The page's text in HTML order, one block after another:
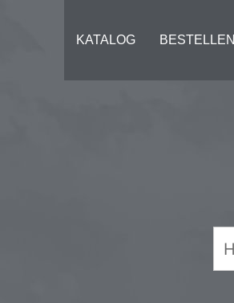
KATALOG BESTELLEN